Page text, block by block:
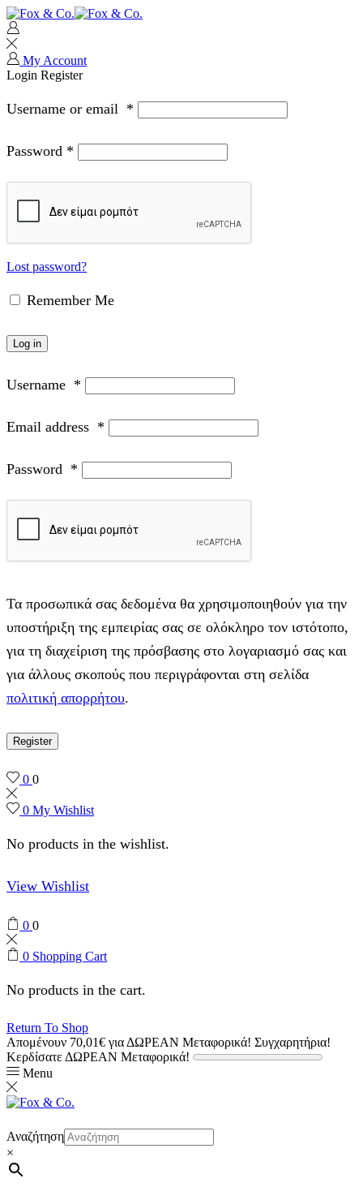
My Account
Login Register
Username or email *
Password *
Lost password?
Remember Me
Log in
Username *
Email address *
Password *
Τα προσωπικά σας δεδομένα θα χρησιμοποιηθούν για την
υποστήριξη της εμπειρίας σας σε ολόκληρο τον ιστότοπο,
για τη διαχείριση της πρόσβασης στο λογαριασμό σας και
για άλλους σκοπούς που περιγράφονται στη σελίδα
πολιτική απορρήτου.
Register
0 0
0 My Wishlist
No products in the wishlist.
View Wishlist
0 0
0 Shopping Cart
No products in the cart.
Return To Shop
Απομένουν 70,01€ για ΔΩΡΕΑΝ Μεταφορικά! Συγχαρητήρια!
Κερδίσατε ΔΩΡΕΑΝ Μεταφορικά!
Menu
Αναζήτηση
×